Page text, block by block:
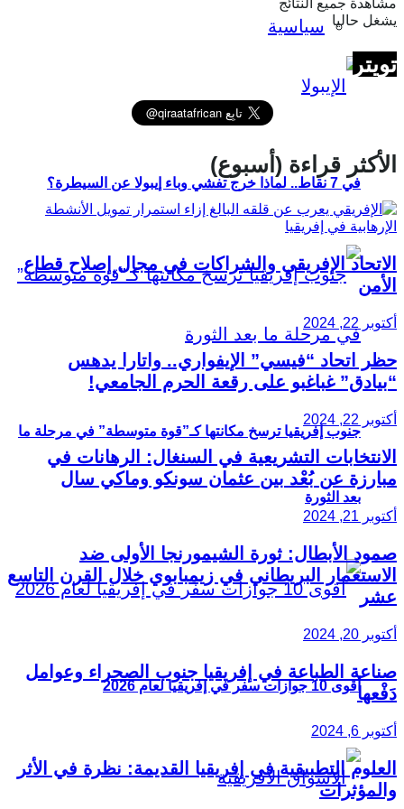
سياسية
في 7 نقاط.. لماذا خرج تفشي وباء إيبولا عن السيطرة؟
جنوب إفريقيا ترسخ مكانتها كـ”قوة متوسطة” في مرحلة ما
بعد الثورة
أقوى 10 جوازات سفر في إفريقيا لعام 2026
مشاهدة جميع النتائج
يشغل حاليا
تويتر
الأكثر قراءة (أسبوع)
الاتحاد الإفريقي والشراكات في مجال إصلاح قطاع
الأمن
أكتوبر 22, 2024
حظر اتحاد “فيسي” الإيفواري.. واتارا يدهس
“بيادق” غباغبو على رقعة الحرم الجامعي!
أكتوبر 22, 2024
الانتخابات التشريعية في السنغال: الرهانات في
مبارزة عن بُعْد بين عثمان سونكو وماكي سال
أكتوبر 21, 2024
صمود الأبطال: ثورة الشيمورنجا الأولى ضد
الاستعمار البريطاني في زيمبابوي خلال القرن التاسع
عشر
أكتوبر 20, 2024
صناعة الطباعة في إفريقيا جنوب الصحراء وعوامل
دَفْعها
أكتوبر 6, 2024
العلوم التطبيقية في إفريقيا القديمة: نظرة في الأثر
والمؤثرات